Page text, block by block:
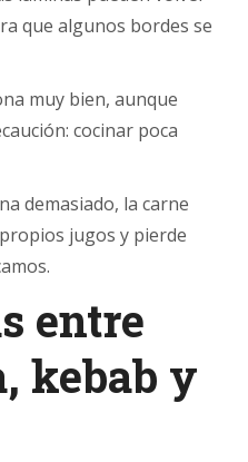
que algunos bordes se
muy bien, aunque
cocinar poca
demasiado, la carne
jugos y pierde
entre
kebab y